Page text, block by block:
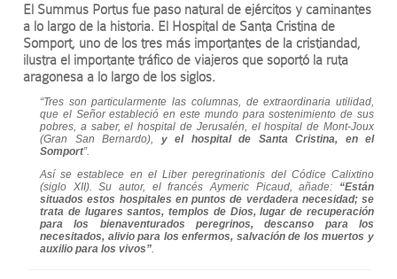
El Summus Portus fue paso natural de ejércitos y caminantes
a lo largo de la historia. El Hospital de Santa Cristina de
Somport, uno de los tres más importantes de la cristiandad,
ilustra el importante tráfico de viajeros que soportó la ruta
aragonesa a lo largo de los siglos.
“Tres son particularmente las columnas, de extraordinaria utilidad,
que el Señor estableció en este mundo para sostenimiento de sus
pobres, a saber, el hospital de Jerusalén, el hospital de Mont-Joux
(Gran San Bernardo), y el hospital de Santa Cristina, en el
Somport”.
Así se establece en el Liber peregrinationis del Códice Calixtino
(siglo XII). Su autor, el francés Aymeric Picaud, añade: “Están
situados estos hospitales en puntos de verdadera necesidad; se
trata de lugares santos, templos de Dios, lugar de recuperación
para los bienaventurados peregrinos, descanso para los
necesitados, alivio para los enfermos, salvación de los muertos y
auxilio para los vivos”.